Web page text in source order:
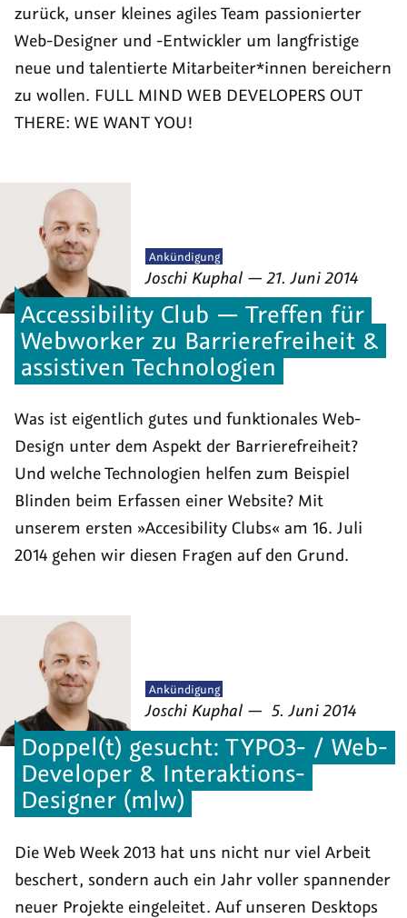
zurück, unser kleines agiles Team passionierter
Web-Designer und -Entwickler um langfristige
neue und talentierte Mitarbeiter*innen bereichern
zu wollen. FULL MIND WEB DEVELOPERS OUT
THERE: WE WANT YOU!
Accessibility Club — Treffen für
Webworker zu Barrierefreiheit &
assistiven Technologien
Was ist eigentlich gutes und funktionales Web-
Design unter dem Aspekt der Barrierefreiheit?
Und welche Technologien helfen zum Beispiel
Blinden beim Erfassen einer Website? Mit
unserem ersten »Accesibility Clubs« am 16. Juli
2014 gehen wir diesen Fragen auf den Grund.
Veröffentlicht
als
Ankündigung
von
Joschi Kuphal —am
21. Juni 2014
Doppel(t) gesucht: TYPO3- / Web-
Developer & Interaktions-
Designer (m|w)
Die Web Week 2013 hat uns nicht nur viel Arbeit
beschert, sondern auch ein Jahr voller spannender
neuer Projekte eingeleitet. Auf unseren Desktops
Veröffentlicht
als
Ankündigung
von
Joschi Kuphal — am
5. Juni 2014